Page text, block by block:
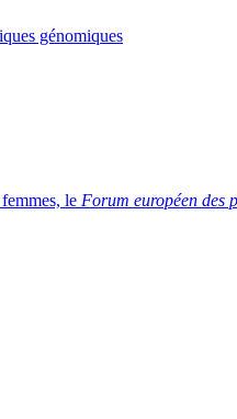
génomiques
le Forum européen des